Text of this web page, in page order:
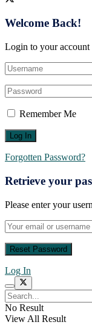
Welcome Back!
Login to your account
Remember Me
Forgotten Password?
Retrieve your
Please enter your
Log In
No Result
View All Result